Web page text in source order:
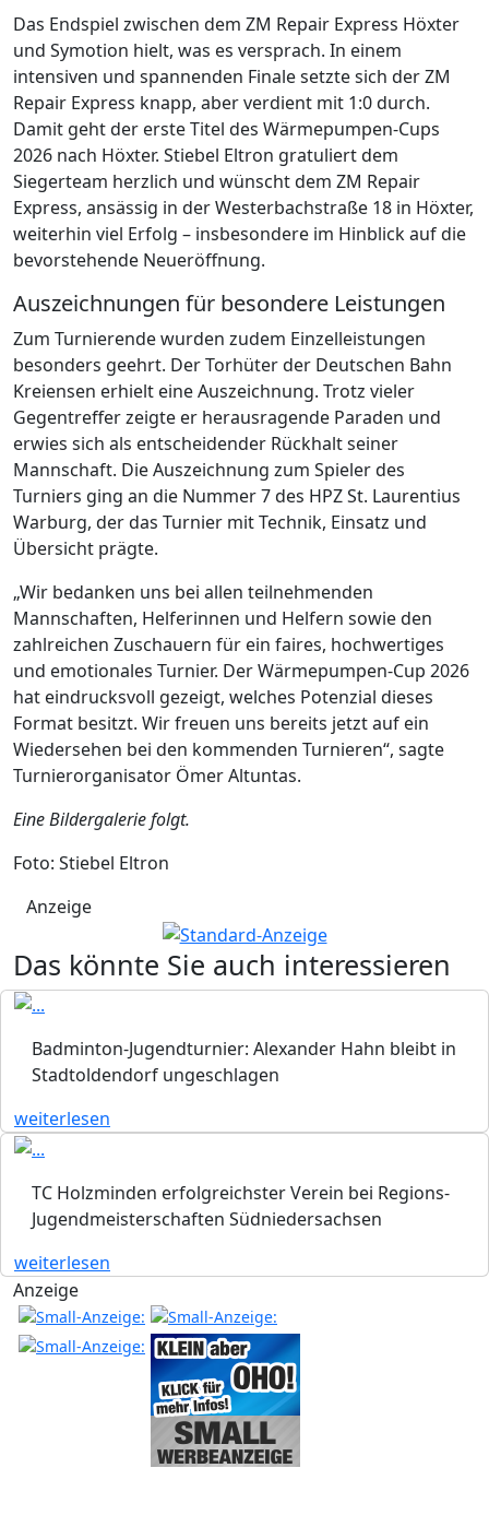
Das Endspiel zwischen dem ZM Repair Express Höxter
und Symotion hielt, was es versprach. In einem
intensiven und spannenden Finale setzte sich der ZM
Repair Express knapp, aber verdient mit 1:0 durch.
Damit geht der erste Titel des Wärmepumpen-Cups
2026 nach Höxter. Stiebel Eltron gratuliert dem
Siegerteam herzlich und wünscht dem ZM Repair
Express, ansässig in der Westerbachstraße 18 in Höxter,
weiterhin viel Erfolg – insbesondere im Hinblick auf die
bevorstehende Neueröffnung.
Auszeichnungen für besondere Leistungen
Zum Turnierende wurden zudem Einzelleistungen
besonders geehrt. Der Torhüter der Deutschen Bahn
Kreiensen erhielt eine Auszeichnung. Trotz vieler
Gegentreffer zeigte er herausragende Paraden und
erwies sich als entscheidender Rückhalt seiner
Mannschaft. Die Auszeichnung zum Spieler des
Turniers ging an die Nummer 7 des HPZ St. Laurentius
Warburg, der das Turnier mit Technik, Einsatz und
Übersicht prägte.
„Wir bedanken uns bei allen teilnehmenden
Mannschaften, Helferinnen und Helfern sowie den
zahlreichen Zuschauern für ein faires, hochwertiges
und emotionales Turnier. Der Wärmepumpen-Cup 2026
hat eindrucksvoll gezeigt, welches Potenzial dieses
Format besitzt. Wir freuen uns bereits jetzt auf ein
Wiedersehen bei den kommenden Turnieren“, sagte
Turnierorganisator Ömer Altuntas.
Eine Bildergalerie folgt.
Foto: Stiebel Eltron
Anzeige
Das könnte Sie auch interessieren
Badminton-Jugendturnier: Alexander Hahn bleibt in
Stadtoldendorf ungeschlagen
weiterlesen
TC Holzminden erfolgreichster Verein bei Regions-
Jugendmeisterschaften Südniedersachsen
weiterlesen
Anzeige